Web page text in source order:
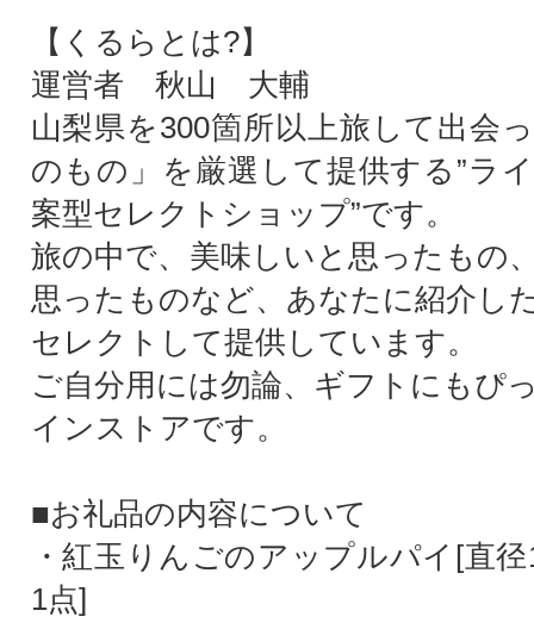
【くるらとは?】
運営者 秋山 大輔
山梨県を300箇所以上旅して出会
のもの」を厳選して提供する”ラ
案型セレクトショップ”です。
旅の中で、美味しいと思ったもの
思ったものなど、あなたに紹介し
セレクトして提供しています。
ご自分用には勿論、ギフトにもぴ
インストアです。
■お礼品の内容について
・紅玉りんごのアップルパイ[直
1点]